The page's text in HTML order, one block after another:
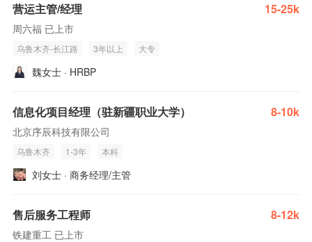
营运主管/经理 15-25k
周六福 已上市
乌鲁木齐-长江路 3年以上 大专
魏女士 · HRBP
信息化项目经理（驻新疆职业大学） 8-10k
北京序辰科技有限公司
乌鲁木齐 1-3年 本科
刘女士 · 商务经理/主管
售后服务工程师 8-12k
铁建重工 已上市